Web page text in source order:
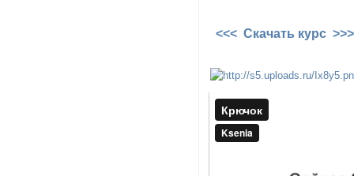
<<< Скачать курс >>>